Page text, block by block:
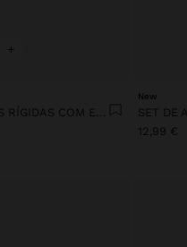
+
SET DE PULSEIRAS RÍGIDAS COM ESMALTE
New
12,99 €